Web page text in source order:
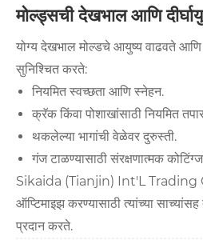
मोल्ड्सची देखभाल आणि
योग्य देखभाल मोल्डचे आयुष्य वाढवते आणि
सुनिश्चित करते:
नियमित स्वच्छता आणि स्नेहन.
क्रॅक किंवा पोशाखांसाठी नियमित
थकलेल्या भागांची वेळेवर दुरुस्ती.
गंज टाळण्यासाठी संरक्षणात्मक
Sikaida (Tianjin) Int'L Trading
ऑप्टिमाइझ करण्यासाठी त्यांच्या
प्रदान करते.